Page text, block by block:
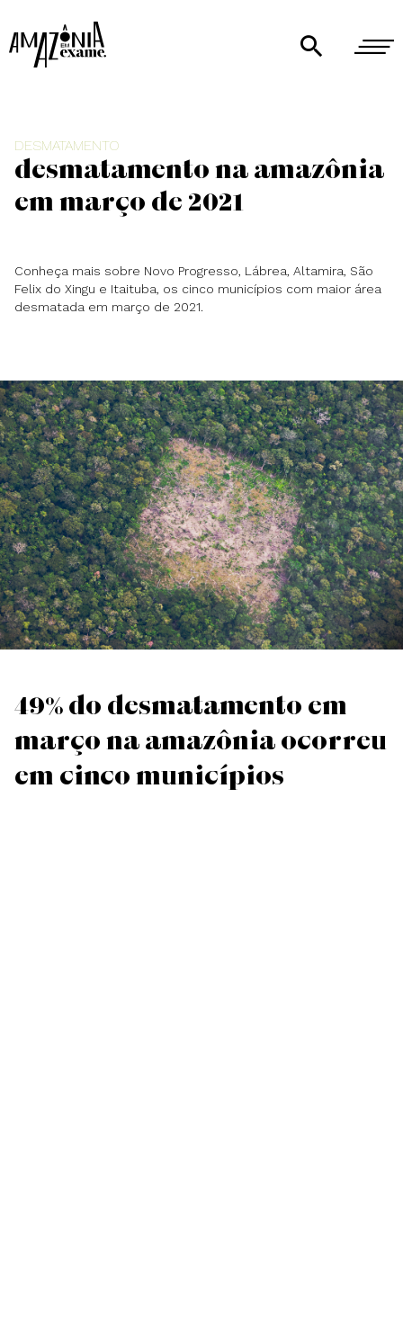
DESMATAMENTO
Desmatamento na Amazônia
em março de 2021
Conheça mais sobre Novo Progresso, Lábrea, Altamira, São
Felix do Xingu e Itaituba, os cinco municípios com maior área
desmatada em março de 2021.
49% do desmatamento em
março na Amazônia ocorreu
em cinco municípios